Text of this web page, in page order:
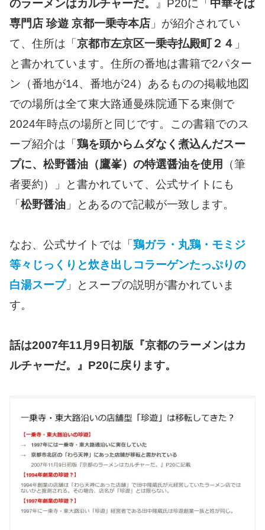
のラーメンはカルチャーだ。 』P20に「 中華そば
専門店 珍遊 京都一乗寺本店 」が紹介されてい
て、住所は「京都市左京区一乗寺払殿町２４ 」
と書かれています。住所の番地は書籍で2パター
ン（番地が14、番地が24）あるものの掲載地図
での場所は全て東大路通曼殊院通下る東側で
2024年時点の場所と同じです。この書籍でのス
ープ紹介は「鶏を頭からムダなく煮込んだスー
プに、松野醤油（鷹峯）の特選醤油を使用
（筆
者要約）」と書かれていて、公式サイトにも
「松野醤油 」とあるので記載が一致します。
なお、公式サイトでは「鶏ガラ・丸鶏・モミジ
等々じっくりと炊き出しコラーゲンたっぷりの
白湯スープ」とスープの説明が書かれていま
す。
話は2007年11月9日初版『京都のラーメンはカ
ルチャーだ。』P20に戻ります。